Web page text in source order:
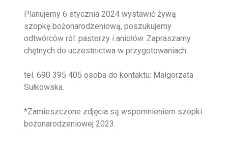
Planujemy 6 stycznia 2024 wystawić żywą
szopkę bożonarodzeniową, poszukujemy
odtwórców ról: pasterzy i aniołów. Zapraszamy
chętnych do uczestnictwa w przygotowaniach.
tel. 690 395 405 osoba do kontaktu: Małgorzata
Sułkowska.
*Zamieszczone zdjęcia są wspomnieniem szopki
bożonarodzeniowej 2023.